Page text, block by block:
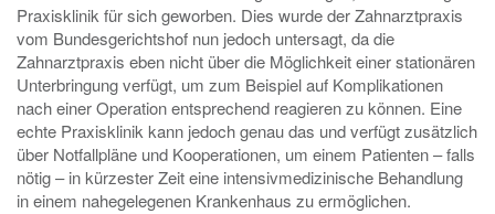
Praxisklinik für sich geworben. Dies wurde der Zahnarztpraxis
vom Bundesgerichtshof nun jedoch untersagt, da die
Zahnarztpraxis eben nicht über die Möglichkeit einer stationären
Unterbringung verfügt, um zum Beispiel auf Komplikationen
nach einer Operation entsprechend reagieren zu können. Eine
echte Praxisklinik kann jedoch genau das und verfügt zusätzlich
über Notfallpläne und Kooperationen, um einem Patienten – falls
nötig – in kürzester Zeit eine intensivmedizinische Behandlung
in einem nahegelegenen Krankenhaus zu ermöglichen.